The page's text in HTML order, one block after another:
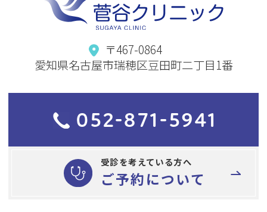
〒467-0864
愛知県名古屋市瑞穂区豆田町二丁目1番
052-871-5941
受診を考えている方へ
ご予約について